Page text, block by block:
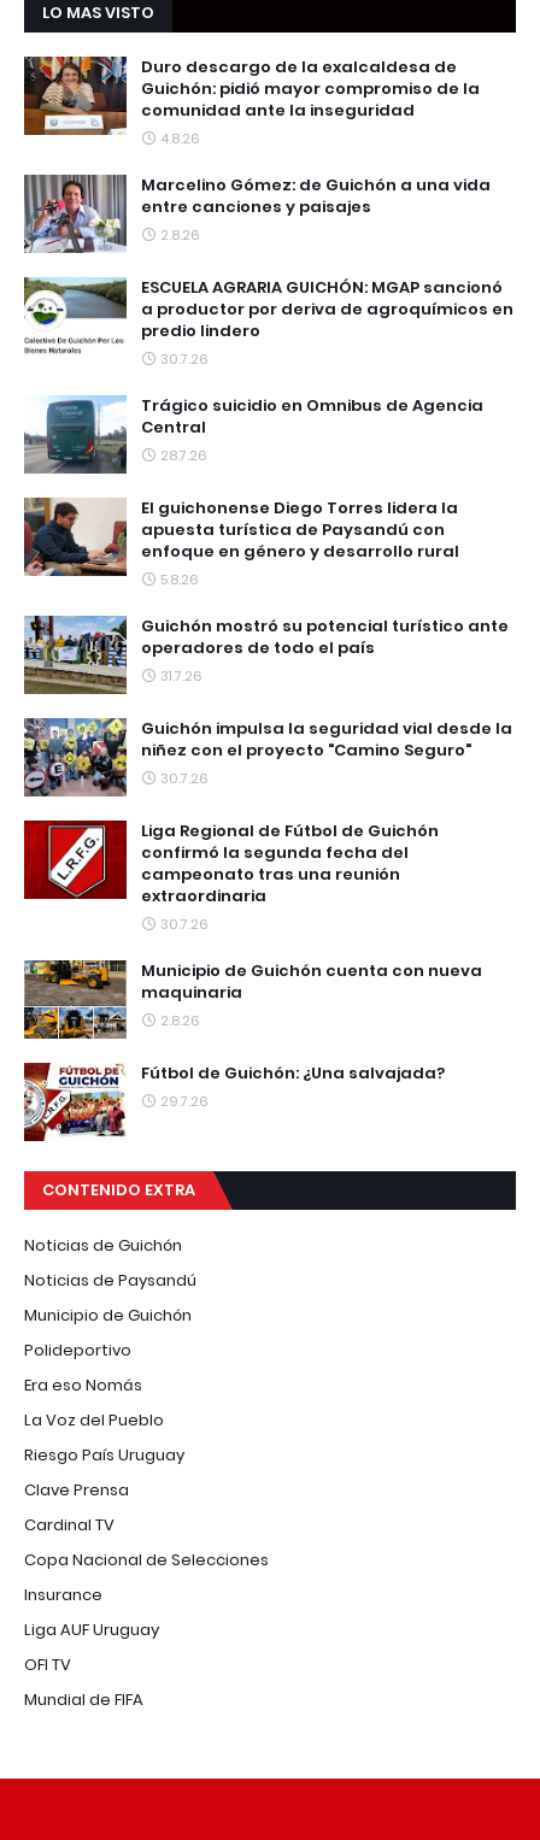
LO MAS VISTO
Duro descargo de la exalcaldesa de
Guichón: pidió mayor compromiso de la
comunidad ante la inseguridad
4.8.26
Marcelino Gómez: de Guichón a una vida
entre canciones y paisajes
2.8.26
ESCUELA AGRARIA GUICHÓN: MGAP sancionó
a productor por deriva de agroquímicos en
predio lindero
30.7.26
Trágico suicidio en Omnibus de Agencia
Central
28.7.26
El guichonense Diego Torres lidera la
apuesta turística de Paysandú con
enfoque en género y desarrollo rural
5.8.26
Guichón mostró su potencial turístico ante
operadores de todo el país
31.7.26
Guichón impulsa la seguridad vial desde la
niñez con el proyecto "Camino Seguro"
30.7.26
Liga Regional de Fútbol de Guichón
confirmó la segunda fecha del
campeonato tras una reunión
extraordinaria
30.7.26
Municipio de Guichón cuenta con nueva
maquinaria
2.8.26
Fútbol de Guichón: ¿Una salvajada?
29.7.26
CONTENIDO EXTRA
Noticias de Guichón
Noticias de Paysandú
Municipio de Guichón
Polideportivo
Era eso Nomás
La Voz del Pueblo
Riesgo País Uruguay
Clave Prensa
Cardinal TV
Copa Nacional de Selecciones
Insurance
Liga AUF Uruguay
OFI TV
Mundial de FIFA